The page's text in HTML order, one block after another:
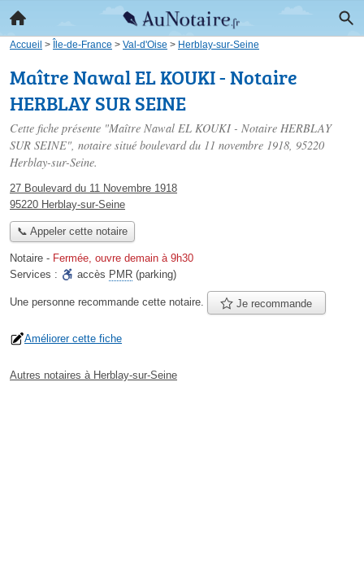
Accueil > Île-de-France > Val-d'Oise > Herblay-sur-Seine
Maître Nawal EL KOUKI - Notaire
HERBLAY SUR SEINE
Cette fiche présente "Maître Nawal EL KOUKI - Notaire HERBLAY
SUR SEINE", notaire situé boulevard du 11 novembre 1918, 95220
Herblay-sur-Seine.
27 Boulevard du 11 Novembre 1918
95220 Herblay-sur-Seine
📞 Appeler cette notaire
Notaire - Fermée, ouvre demain à 9h30
Services :
accès PMR (parking)
Une personne recommande cette notaire. Je recommande
Améliorer cette fiche
Autres notaires à Herblay-sur-Seine